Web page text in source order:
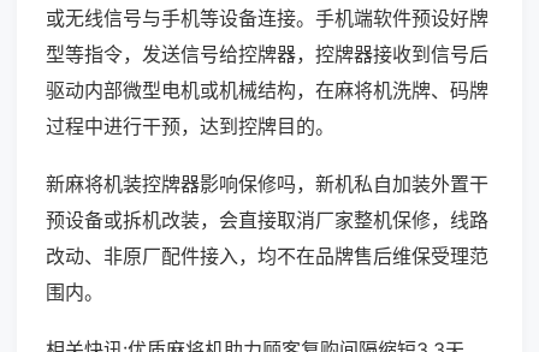
或无线信号与手机等设备连接。手机端软件预设好牌
型等指令，发送信号给控牌器，控牌器接收到信号后
驱动内部微型电机或机械结构，在麻将机洗牌、码牌
过程中进行干预，达到控牌目的。
新麻将机装控牌器影响保修吗，新机私自加装外置干
预设备或拆机改装，会直接取消厂家整机保修，线路
改动、非原厂配件接入，均不在品牌售后维保受理范
围内。